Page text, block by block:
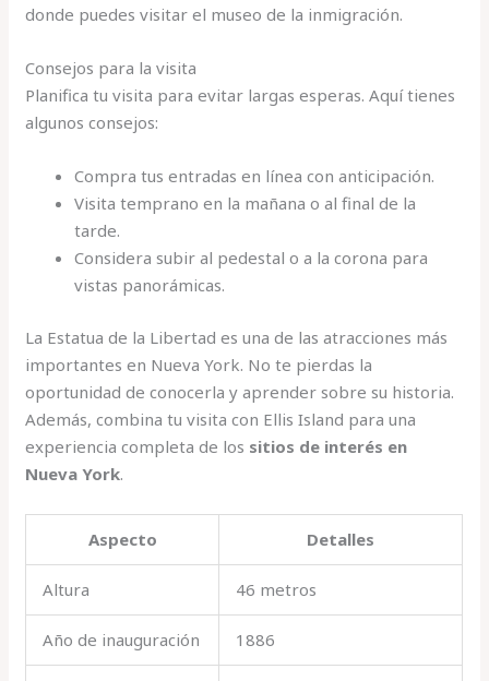
donde puedes visitar el museo de la inmigración.
Consejos para la visita
Planifica tu visita para evitar largas esperas. Aquí tienes
algunos consejos:
Compra tus entradas en línea con anticipación.
Visita temprano en la mañana o al final de la
tarde.
Considera subir al pedestal o a la corona para
vistas panorámicas.
La Estatua de la Libertad es una de las atracciones más
importantes en Nueva York. No te pierdas la
oportunidad de conocerla y aprender sobre su historia.
Además, combina tu visita con Ellis Island para una
experiencia completa de los sitios de interés en
Nueva York.
Aspecto Detalles
Altura 46 metros
Año de inauguración 1886